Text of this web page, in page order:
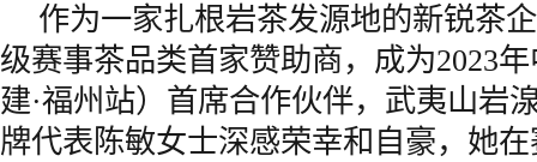
作为一家扎根岩茶发源地的新锐茶
级赛事茶品类首家赞助商，成为2023
建·福州站）首席合作伙伴，武夷山岩
牌代表陈敏女士深感荣幸和自豪，她